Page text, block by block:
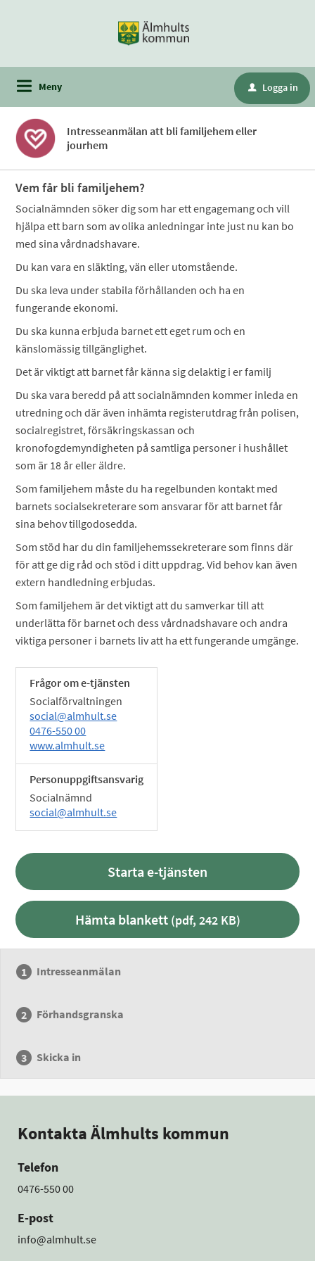
Meny u Logga in
Intresseanmälan att bli familjehem eller
jourhem
Vem får bli familjehem?
Socialnämnden söker dig som har ett engagemang och vill
hjälpa ett barn som av olika anledningar inte just nu kan bo
med sina vårdnadshavare.
Du kan vara en släkting, vän eller utomstående.
Du ska leva under stabila förhållanden och ha en
fungerande ekonomi.
Du ska kunna erbjuda barnet ett eget rum och en
känslomässig tillgänglighet.
Det är viktigt att barnet får känna sig delaktig i er familj
Du ska vara beredd på att socialnämnden kommer inleda en
utredning och där även inhämta registerutdrag från polisen,
socialregistret, försäkringskassan och
kronofogdemyndigheten på samtliga personer i hushållet
som är 18 år eller äldre.
Som familjehem måste du ha regelbunden kontakt med
barnets socialsekreterare som ansvarar för att barnet får
sina behov tillgodosedda.
Som stöd har du din familjehemssekreterare som finns där
för att ge dig råd och stöd i ditt uppdrag. Vid behov kan även
extern handledning erbjudas.
Som familjehem är det viktigt att du samverkar till att
underlätta för barnet och dess vårdnadshavare och andra
viktiga personer i barnets liv att ha ett fungerande umgänge.
Frågor om e-tjänsten
Socialförvaltningen
social@almhult.se
0476-550 00
www.almhult.se
Personuppgiftsansvarig
Socialnämnd
social@almhult.se
Starta e-tjänsten
Hämta blankett(pdf, 242 KB)
Intresseanmälan
Förhandsgranska
Skicka in
Kontakta Älmhults kommun
Telefon
0476-550 00
E-post
info@almhult.se